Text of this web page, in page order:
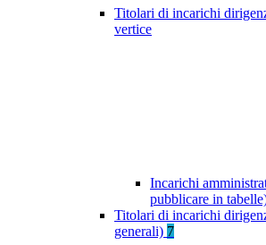
Titolari di incarichi
vertice
Incarichi
pubblicare in
Titolari di incarichi
generali) 7